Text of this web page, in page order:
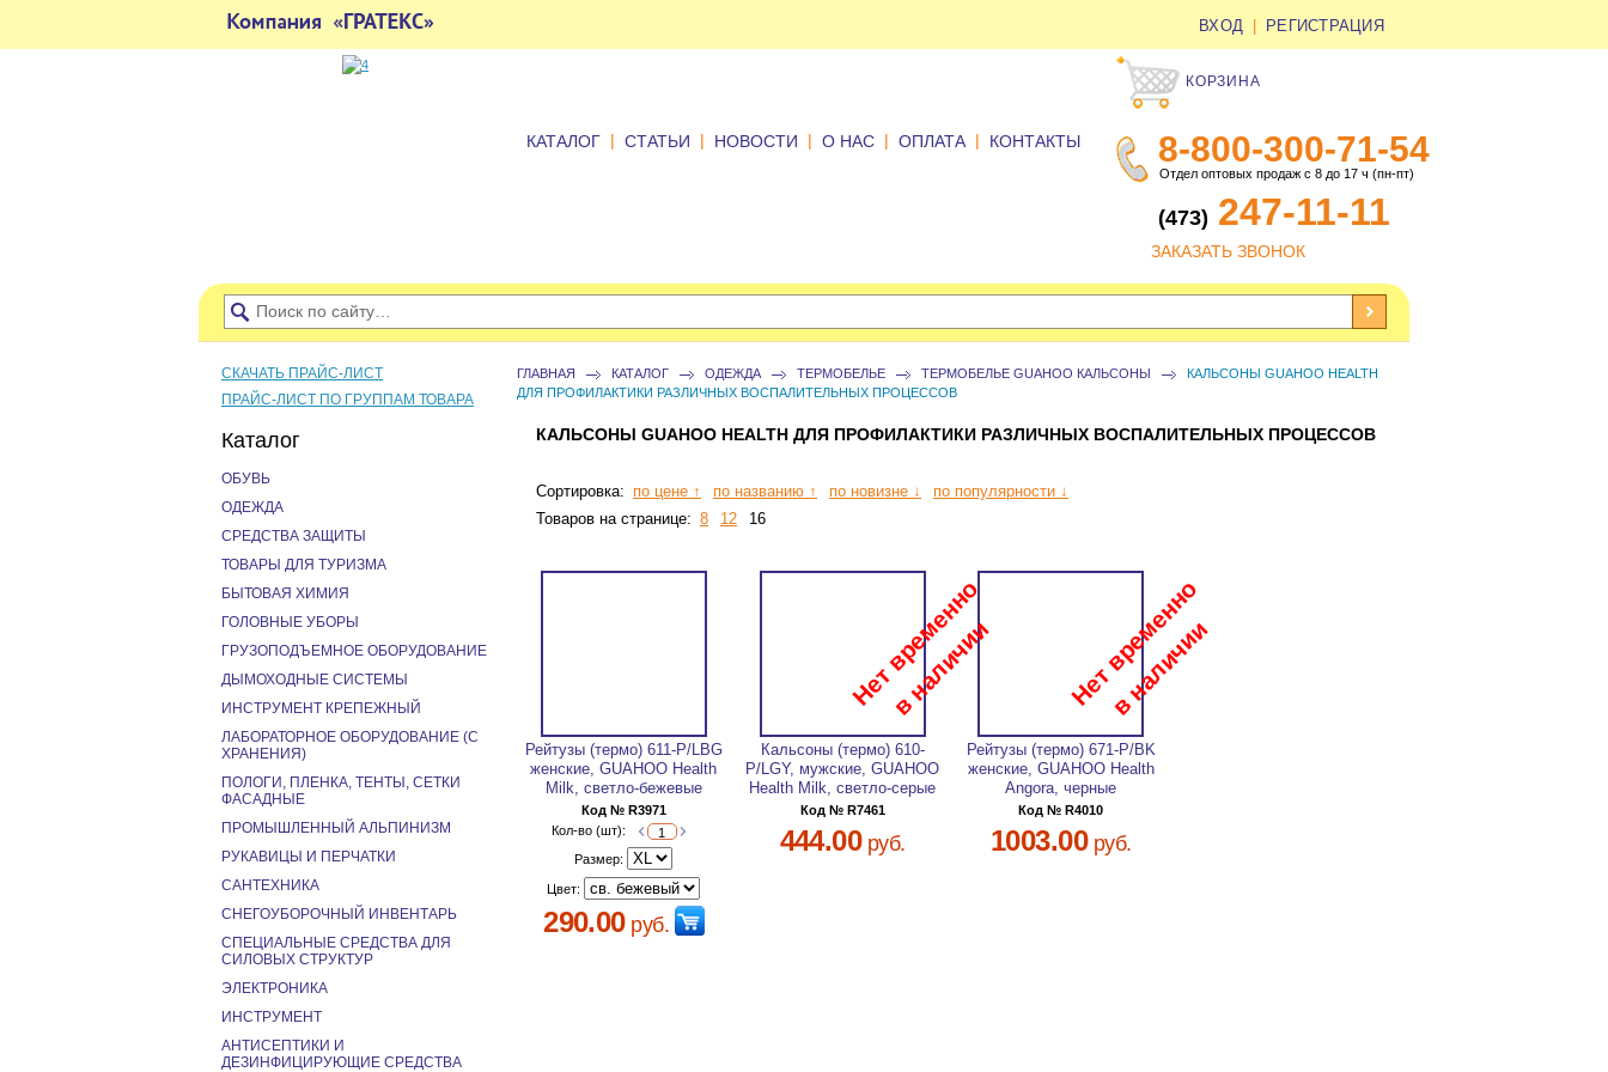
ВХОД РЕГИСТРАЦИЯ
КОРЗИНА
8-800-300-71-54
Отдел оптовых продаж с 8 до 17 ч (пн-пт)
(473) 247-11-11
ЗАКАЗАТЬ ЗВОНОК
КАТАЛОГ | СТАТЬИ | НОВОСТИ | О НАС | ОПЛАТА | КОНТАКТЫ
ГЛАВНАЯ КАТАЛОГ ОДЕЖДА ТЕРМОБЕЛЬЕ ТЕРМОБЕЛЬЕ GUAHOO КАЛЬСОНЫ
КАЛЬСОНЫ GUAHOO HEALTH
ДЛЯ ПРОФИЛАКТИКИ РАЗЛИЧНЫХ ВОСПАЛИТЕЛЬНЫХ ПРОЦЕССОВ
КАЛЬСОНЫ GUAHOO HEALTH ДЛЯ ПРОФИЛАКТИКИ РАЗЛИЧНЫХ ВОСПАЛИТЕЛЬНЫХ ПРОЦЕССОВ
Сортировка: по цене ↑ по названию ↑ по новизне ↓
по популярности ↓
Товаров на странице: 8 12 16
Рейтузы (термо) 611-Р/LBG
женские, GUAHOO Health
Milk, светло-бежевые
Код № R3971
Кол-во (шт):
Размер:
Цвет:
290.00руб.
Кальсоны (термо) 610-
Р/LGY, мужские, GUAHOO
Health Milk, светло-серые
Код № R7461
444.00руб.
Рейтузы (термо) 671-P/BK
женские, GUAHOO Health
Angora, черные
Код № R4010
1003.00руб.
СКАЧАТЬ ПРАЙС-ЛИСТ
ПРАЙС-ЛИСТ ПО ГРУППАМ ТОВАРА
Каталог
ОБУВЬ
ОДЕЖДА
СРЕДСТВА ЗАЩИТЫ
ТОВАРЫ ДЛЯ ТУРИЗМА
БЫТОВАЯ ХИМИЯ
ГОЛОВНЫЕ УБОРЫ
ГРУЗОПОДЪЕМНОЕ ОБОРУДОВАНИЕ
ДЫМОХОДНЫЕ СИСТЕМЫ
ИНСТРУМЕНТ КРЕПЕЖНЫЙ
ЛАБОРАТОРНОЕ ОБОРУДОВАНИЕ (С
ХРАНЕНИЯ)
ПОЛОГИ, ПЛЕНКА, ТЕНТЫ, СЕТКИ
ФАСАДНЫЕ
ПРОМЫШЛЕННЫЙ АЛЬПИНИЗМ
РУКАВИЦЫ И ПЕРЧАТКИ
САНТЕХНИКА
СНЕГОУБОРОЧНЫЙ ИНВЕНТАРЬ
СПЕЦИАЛЬНЫЕ СРЕДСТВА ДЛЯ
СИЛОВЫХ СТРУКТУР
ЭЛЕКТРОНИКА
ИНСТРУМЕНТ
АНТИСЕПТИКИ И
ДЕЗИНФИЦИРУЮЩИЕ СРЕДСТВА